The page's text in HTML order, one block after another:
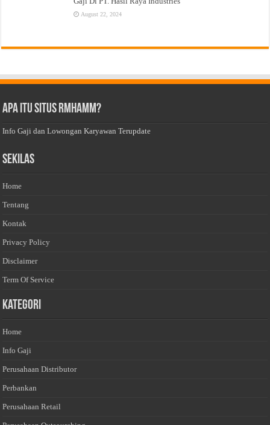
August 22, 2024
Apa Itu Situs Rmhamm?
Info Gaji dan Lowongan Karyawan Terupdate
Sekilas
Home
Tentang
Kontak
Privacy Policy
Disclaimer
Term Of Service
Kategori
Home
Info Gaji
Perusahaan Distributor
Perbankan
Perusahaan Retail